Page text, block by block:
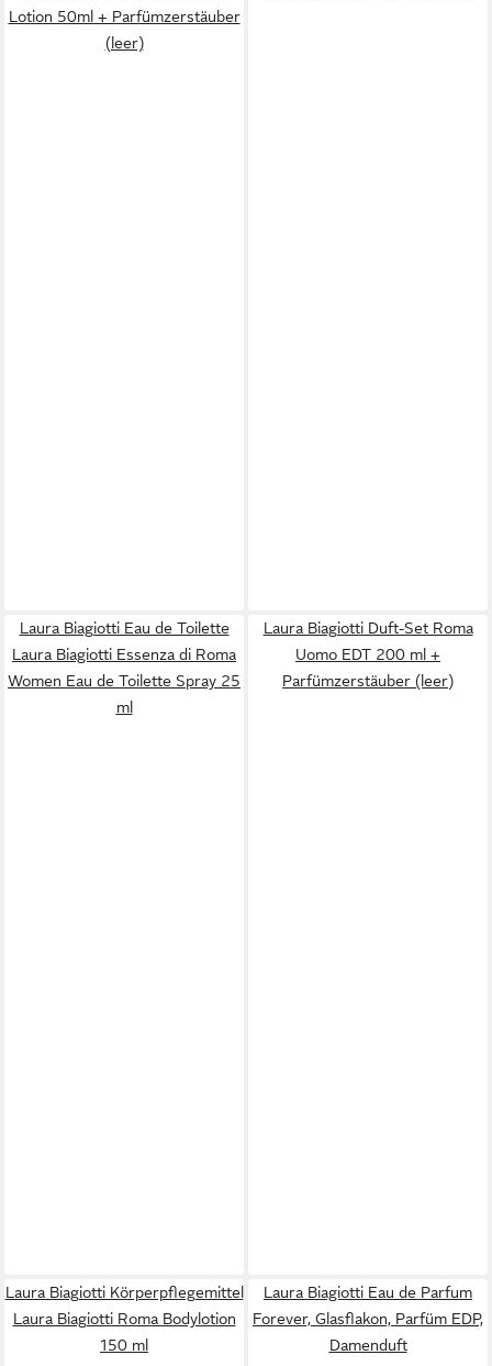
Lotion 50ml + Parfümzerstäuber
(leer)
Laura Biagiotti Eau de Toilette
Laura Biagiotti Essenza di Roma
Women Eau de Toilette Spray 25
ml
Laura Biagiotti Duft-Set Roma
Uomo EDT 200 ml +
Parfümzerstäuber (leer)
Laura Biagiotti Körperpflegemittel
Laura Biagiotti Roma Bodylotion
150 ml
Laura Biagiotti Eau de Parfum
Forever, Glasflakon, Parfüm EDP,
Damenduft